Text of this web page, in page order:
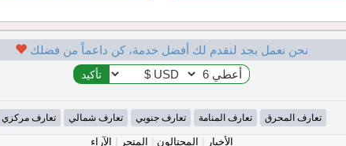
نحن نعمل بجد لنقدم لك أفضل خدمة، كن داعماً من فضلك
تعارف المحرق تعارف المنامة تعارف جنوبي تعارف شمالي تعارف مركزي
الأخبار المحتالون المتجر الآراء